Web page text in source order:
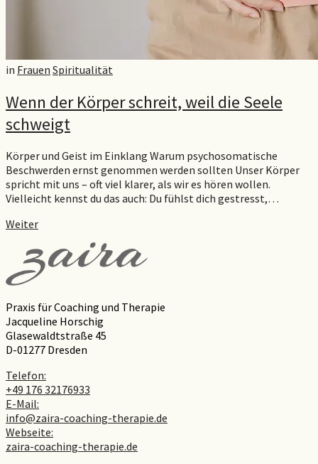
in Frauen Spiritualität
Wenn der Körper schreit, weil die Seele
schweigt
Körper und Geist im Einklang Warum psychosomatische
Beschwerden ernst genommen werden sollten Unser Körper
spricht mit uns – oft viel klarer, als wir es hören wollen.
Vielleicht kennst du das auch: Du fühlst dich gestresst,…
Weiter
Praxis für Coaching und Therapie
Jacqueline Horschig
Glasewaldtstraße 45
D-01277 Dresden
Telefon:
+49 176 32176933
E-Mail:
info@zaira-coaching-therapie.de
Webseite:
zaira-coaching-therapie.de